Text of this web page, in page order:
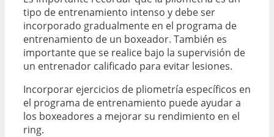
tipo de entrenamiento intenso y debe ser
incorporado gradualmente en el programa de
entrenamiento de un boxeador. También es
importante que se realice bajo la supervisión de
un entrenador calificado para evitar lesiones.
Incorporar ejercicios de pliometría específicos en
el programa de entrenamiento puede ayudar a
los boxeadores a mejorar su rendimiento en el
ring.